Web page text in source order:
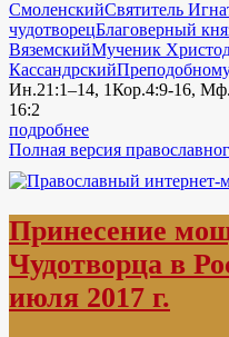
СмоленскийСвятитель
чудотворецБлаговерный
ВяземскийМученик
Кассандрский
Ин.21:1–14, 1Кор.4:9-16,
16:2
подробнее
Полная версия
Принесение
Чудотворца в
июля 2017 г.